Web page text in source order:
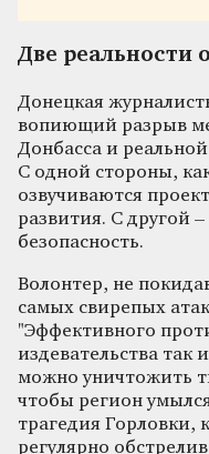
Две реальности
Донецкая
вопиющий разрыв
Донбасса и
С одной стороны,
озвучиваются
развития. С другой
безопасность.
Волонтер, не
самых свирепых
"Эффективного
издевательства так
можно уничтожить
чтобы регион
трагедия Горловки,
регулярно